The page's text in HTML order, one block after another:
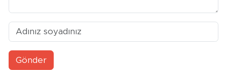
Gönder